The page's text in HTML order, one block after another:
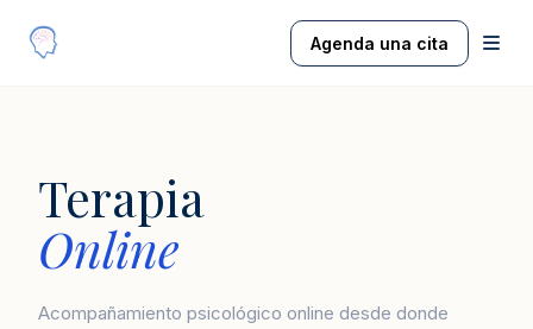
Agenda una cita
Terapia
Online
Acompañamiento psicológico online desde donde